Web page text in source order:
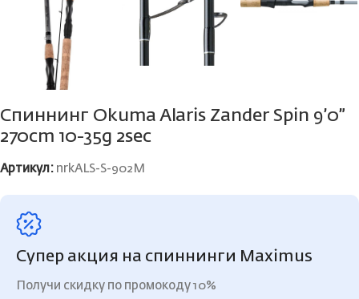
Спиннинг Okuma Alaris Zander Spin 9’0”
270cm 10-35g 2sec
Артикул: nrkALS-S-902M
Супер акция на спиннинги Maximus
Получи скидку по промокоду 10%